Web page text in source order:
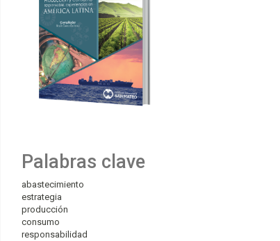
Palabras clave
abastecimiento
estrategia
producción
consumo
responsabilidad